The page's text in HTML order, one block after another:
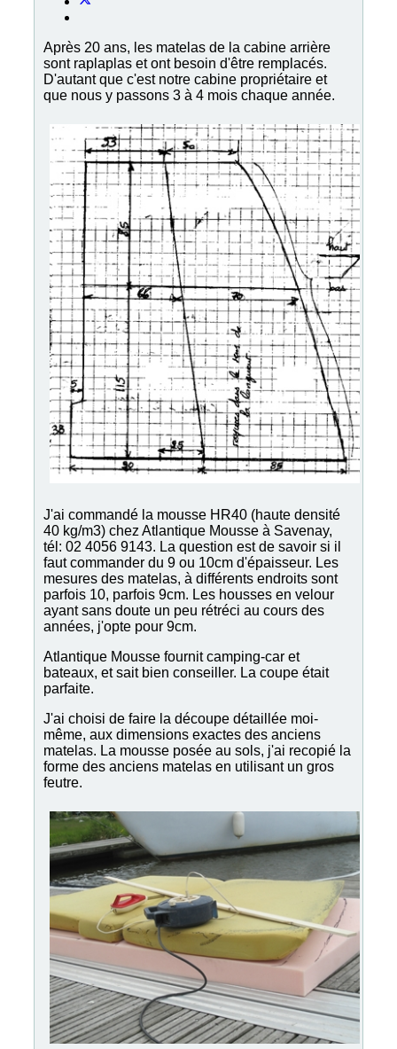
Après 20 ans, les matelas de la cabine arrière
sont raplaplas et ont besoin d'être remplacés.
D'autant que c'est notre cabine propriétaire et
que nous y passons 3 à 4 mois chaque année.
J'ai commandé la mousse HR40 (haute densité
40 kg/m3) chez Atlantique Mousse à Savenay,
tél: 02 4056 9143. La question est de savoir si il
faut commander du 9 ou 10cm d'épaisseur. Les
mesures des matelas, à différents endroits sont
parfois 10, parfois 9cm. Les housses en velour
ayant sans doute un peu rétréci au cours des
années, j'opte pour 9cm.
Atlantique Mousse fournit camping-car et
bateaux, et sait bien conseiller. La coupe était
parfaite.
J'ai choisi de faire la découpe détaillée moi-
même, aux dimensions exactes des anciens
matelas. La mousse posée au sols, j'ai recopié la
forme des anciens matelas en utilisant un gros
feutre.